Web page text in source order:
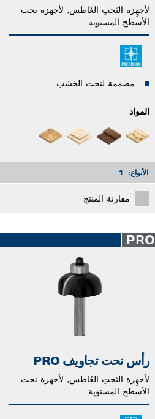
لأجهِزة النَحتِ الغَاطس, لأجهزة نحت
الأسطح المستوية
مصممة لنحت الخشب
المواد
الأنواع: 1
مقارنة المنتج
PRO
رأس نحت تجاويف PRO
لأجهِزة النَحتِ الغَاطس, لأجهزة نحت
الأسطح المستوية